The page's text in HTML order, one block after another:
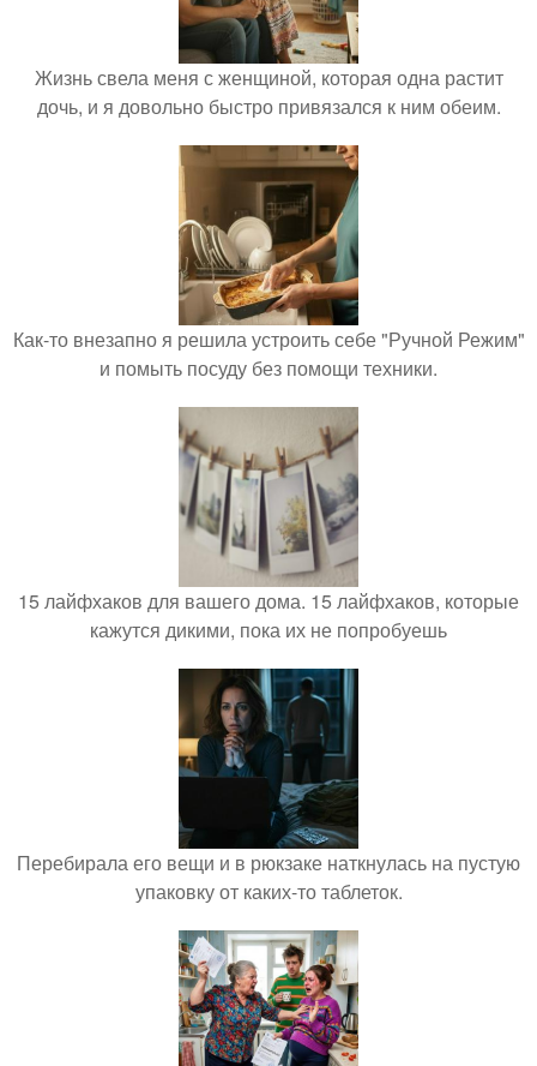
Жизнь свела меня с женщиной, которая одна растит
дочь, и я довольно быстро привязался к ним обеим.
Как-то внезапно я решила устроить себе "Ручной Режим"
и помыть посуду без помощи техники.
15 лайфхаков для вашего дома. 15 лайфхаков, которые
кажутся дикими, пока их не попробуешь
Перебирала его вещи и в рюкзаке наткнулась на пустую
упаковку от каких-то таблеток.